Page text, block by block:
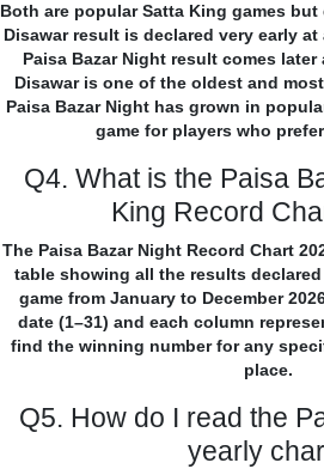
Both are popular Satta King games
Disawar result is declared very early at
Paisa Bazar Night result comes later
Disawar is one of the oldest and
Paisa Bazar Night has grown in
game for players who
Q4. What is the Paisa
King Record
The Paisa Bazar Night Record Chart
table showing all the results
game from January to December
date (1–31) and each column
find the winning number for any
place.
Q5. How do I read the
yearly